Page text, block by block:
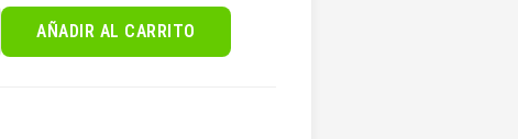
AÑADIR AL CARRITO